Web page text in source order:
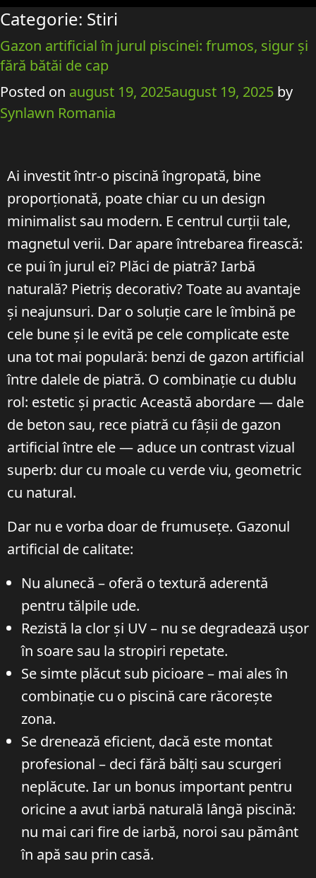
Categorie: Stiri
Gazon artificial în jurul piscinei: frumos, sigur și
fără bătăi de cap
Posted on august 19, 2025august 19, 2025 by
Synlawn Romania
Ai investit într-o piscină îngropată, bine
proporționată, poate chiar cu un design
minimalist sau modern. E centrul curții tale,
magnetul verii. Dar apare întrebarea firească:
ce pui în jurul ei? Plăci de piatră? Iarbă
naturală? Pietriș decorativ? Toate au avantaje
și neajunsuri. Dar o soluție care le îmbină pe
cele bune și le evită pe cele complicate este
una tot mai populară: benzi de gazon artificial
între dalele de piatră. O combinație cu dublu
rol: estetic și practic Această abordare — dale
de beton sau, rece piatră cu fâșii de gazon
artificial între ele — aduce un contrast vizual
superb: dur cu moale cu verde viu, geometric
cu natural.
Dar nu e vorba doar de frumusețe. Gazonul
artificial de calitate:
Nu alunecă – oferă o textură aderentă
pentru tălpile ude.
Rezistă la clor și UV – nu se degradează ușor
în soare sau la stropiri repetate.
Se simte plăcut sub picioare – mai ales în
combinație cu o piscină care răcorește
zona.
Se drenează eficient, dacă este montat
profesional – deci fără bălți sau scurgeri
neplăcute. Iar un bonus important pentru
oricine a avut iarbă naturală lângă piscină:
nu mai cari fire de iarbă, noroi sau pământ
în apă sau prin casă.